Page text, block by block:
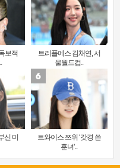
보적
트리플에스 김채연, 서
울월드컵..
신 미
트와이스 쯔위 ‘갓경 쓴
훈녀’..